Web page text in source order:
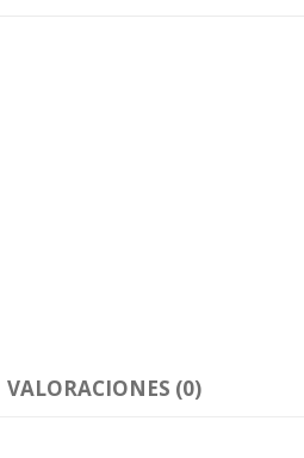
VALORACIONES (0)